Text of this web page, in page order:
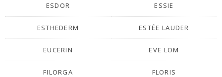
ESDOR ESSIE
ESTHEDERM ESTÉE LAUDER
EUCERIN EVE LOM
FILORGA FLORIS